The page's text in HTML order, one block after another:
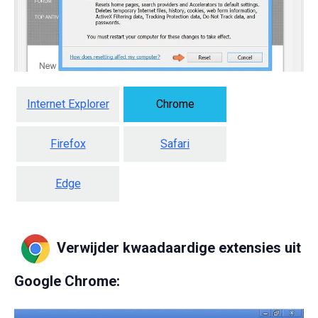
Internet Explorer Chrome
Firefox Safari
Edge
Verwijder kwaadaardige extensies uit
Google Chrome: